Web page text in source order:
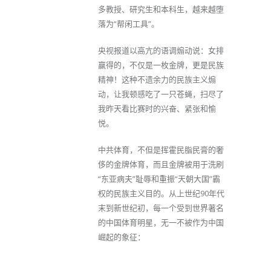
多教授、研究生和本科生，越来越堕
落为“帮闲工具”。
央视报道以高亢的语调煽动说：女排
赢得的，不仅是一枚金牌，更是民族
精神！这种不遗余力的民族主义煽
动，让我顿感吃了一只苍蝇，扫尽了
我昨天看比赛时的兴奋、紧张和愉
悦。
中共体育，不但是挥霍民脂民膏的奢
侈的金牌体育，而且金牌被用于洗刷
“东亚病夫”耻辱和重振“天朝大国”霸
权的民族主义目的。从上世纪90年代
末到新世纪初，每一个受到世界著名
的中国体育明星，无一不被作为中国
崛起的象征：